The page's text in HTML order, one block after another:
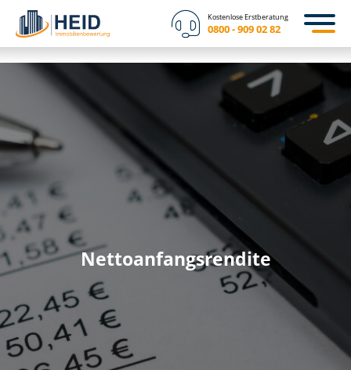
Kostenlose Erstberatung
0800 - 909 02 82
Net­to­an­fangs­ren­di­te